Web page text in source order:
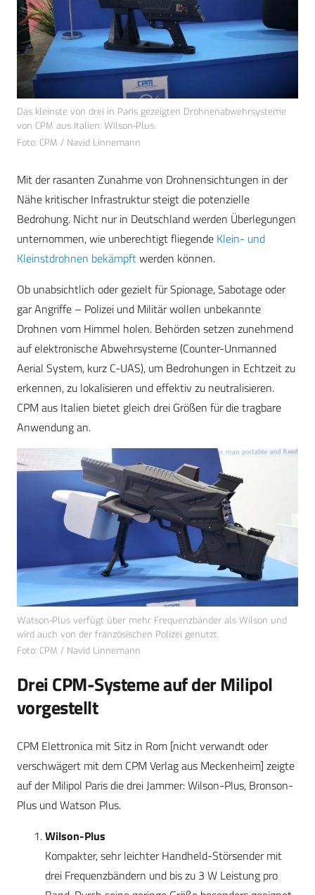
Das kleinste von drei in Paris gezeigten Drohnenabwehrsysteme
von CPM aus Italien: Wilson-Plus.
Foto: CPM / Navid Linnemann
Mit der rasanten Zunahme von Drohnensichtungen in der
Nähe kritischer Infrastruktur steigt die potenzielle
Bedrohung. Nicht nur in Deutschland werden Überlegungen
unternommen, wie unberechtigt fliegende Klein- und
Kleinstdrohnen bekämpftwerden können.
Ob unabsichtlich oder gezielt für Spionage, Sabotage oder
gar Angriffe – Polizei und Militär wollen unbekannte
Drohnen vom Himmel holen. Behörden setzen zunehmend
auf elektronische Abwehrsysteme (Counter-Unmanned
Aerial System, kurz C-UAS), um Bedrohungen in Echtzeit zu
erkennen, zu lokalisieren und effektiv zu neutralisieren.
CPM aus Italien bietet gleich drei Größen für die tragbare
Anwendung an.
Watson-Plus verfügt über mehr Frequenzbänder als Wilson und
wird auch von der französischen Polizei genutzt.
Foto: CPM / Navid Linnemann
Drei CPM-Systeme auf der Milipol
vorgestellt
CPM Elettronica mit Sitz in Rom [nicht verwandt oder
verschwägert mit dem CPM Verlag aus Meckenheim] zeigte
auf der Milipol Paris die drei Jammer: Wilson-Plus, Bronson-
Plus und Watson Plus.
Wilson-Plus
Kompakter, sehr leichter Handheld-Störsender mit
drei Frequenzbändern und bis zu 3 W Leistung pro